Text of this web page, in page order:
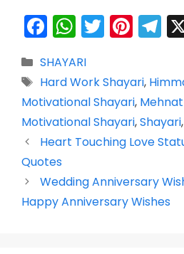
F
a
c
e
b
o
o
k
W
h
a
ts
A
p
T
w
itt
er
Pi
nt
er
e
st
T
el
e
gr
a
m
Categories
SHAYARI
Tags
Hard Work Shayari,
Motivational Shayari,
Motivational Shayari,Shayari,
Heart Touching Love
Quotes
Wedding Anniversary
Happy Anniversary Wishes